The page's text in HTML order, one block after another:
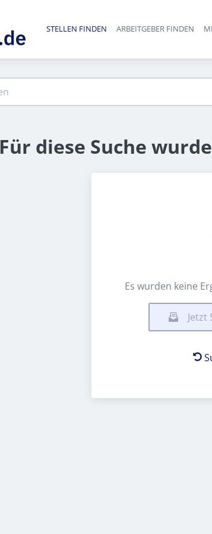
STELLEN FINDEN ARBEITGEBER FINDEN
Für diese Suche
Es wurden keine
Jetzt